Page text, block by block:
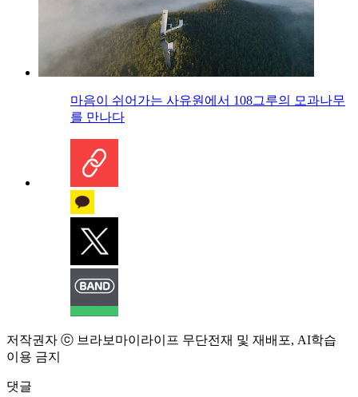
마음이 쉬어가는 사유원에서 108그루의 모과나무
를 만나다
저작권자 ⓒ 브라보마이라이프 무단전재 및 재배포, AI학습
이용 금지
댓글